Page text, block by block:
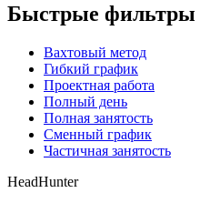
Быстрые фильтры
Вахтовый метод
Гибкий график
Проектная работа
Полный день
Полная занятость
Сменный график
Частичная занятость
HeadHunter